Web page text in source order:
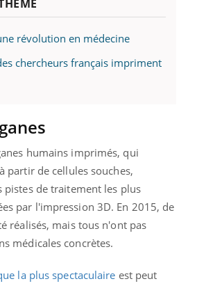
révolution en médecine
chercheurs français impriment
humains imprimés, qui
partir de cellules souches,
pistes de traitement les plus
par l'impression 3D. En 2015, de
réalisés, mais tous n'ont pas
médicales concrètes.
la plus spectaculaire est peut